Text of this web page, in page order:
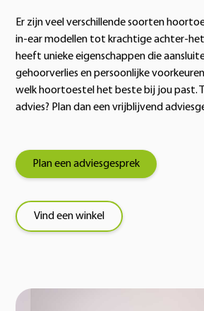
Er zijn veel verschillende soorten
in-ear modellen tot krachtige achter-
heeft unieke eigenschappen die
gehoorverlies en persoonlijke
welk hoortoestel het beste bij jou past.
advies? Plan dan een vrijblijvend
Plan een adviesgesprek
Vind een winkel